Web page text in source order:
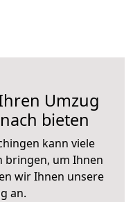
Umzug
bieten
kann viele
bringen, um Ihnen
wir Ihnen unsere
an.